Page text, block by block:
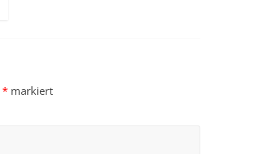
* markiert